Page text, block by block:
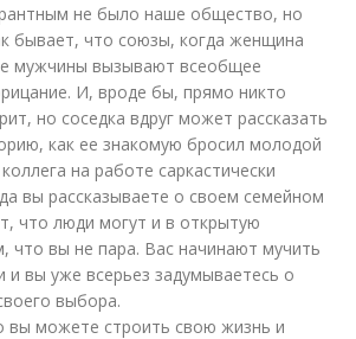
не было наше общество, но
бывает, что союзы, когда женщина
мужчины вызывают всеобщее
И, вроде бы, прямо никто
но соседка вдруг может рассказать
как ее знакомую бросил молодой
на работе саркастически
вы рассказываете о своем семейном
что люди могут и в открытую
что вы не пара. Вас начинают мучить
и вы уже всерьез задумываетесь о
выбора.
вы можете строить свою жизнь и